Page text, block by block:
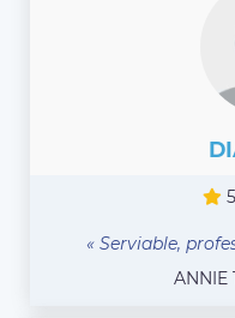
« Serviable,
ANNIE